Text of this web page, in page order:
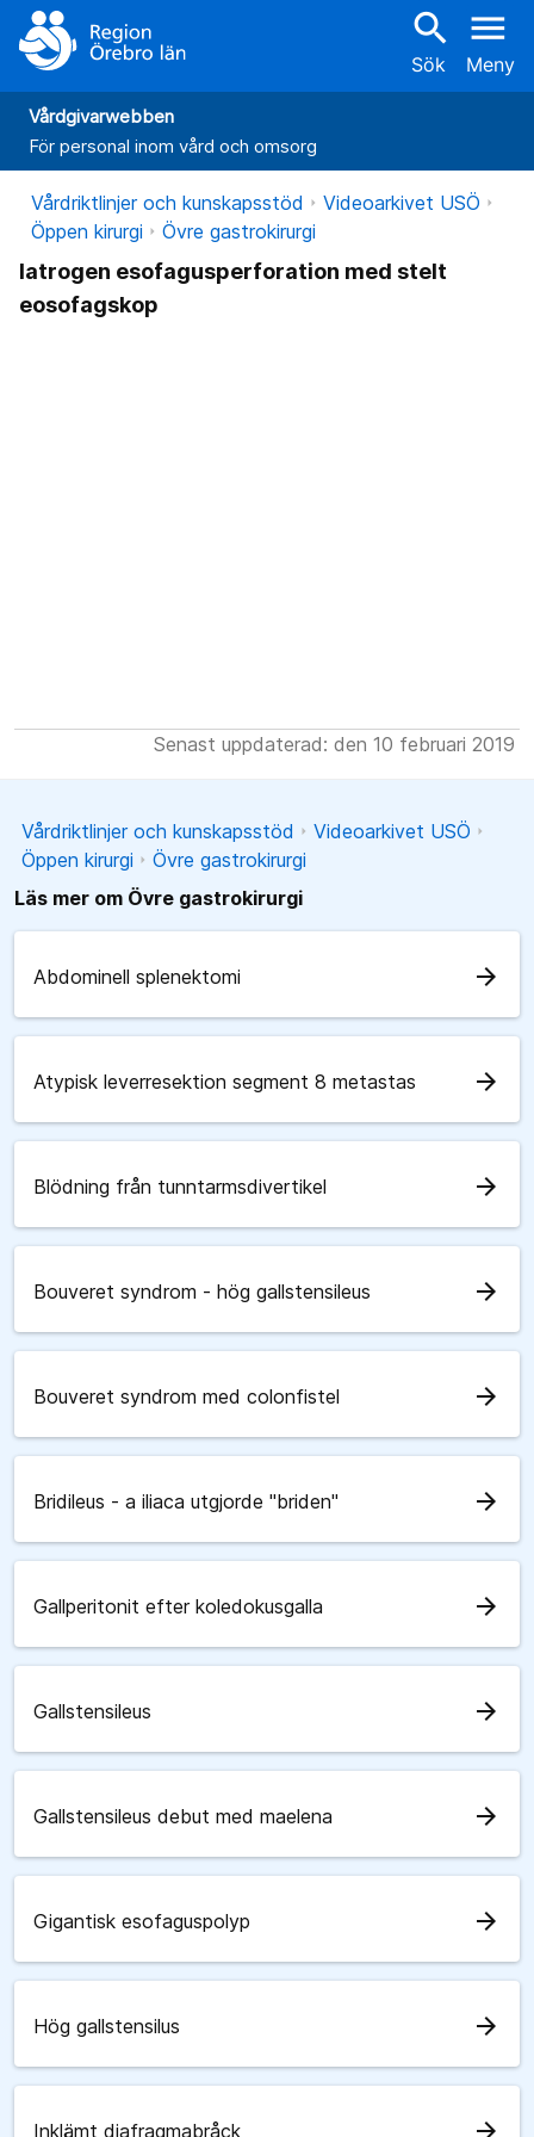
search
Sök
menu
Meny
Vårdgivarwebben
För personal inom vård och omsorg
Vårdriktlinjer och kunskapsstöd
Videoarkivet USÖ
Öppen kirurgi
Övre gastrokirurgi
Iatrogen esofagusperforation med stelt
eosofagskop
Senast uppdaterad: den 10 februari 2019
Vårdriktlinjer och kunskapsstöd
Videoarkivet USÖ
Öppen kirurgi
Övre gastrokirurgi
Läs mer om Övre gastrokirurgi
Abdominell splenektomi arrow_forward
Atypisk leverresektion segment 8 metastas arrow_forward
Blödning från tunntarmsdivertikel arrow_forward
Bouveret syndrom - hög gallstensileus arrow_forward
Bouveret syndrom med colonfistel arrow_forward
Bridileus - a iliaca utgjorde "briden" arrow_forward
Gallperitonit efter koledokusgalla arrow_forward
Gallstensileus arrow_forward
Gallstensileus debut med maelena arrow_forward
Gigantisk esofaguspolyp arrow_forward
Hög gallstensilus arrow_forward
Inklämt diafragmabråck arrow_forward